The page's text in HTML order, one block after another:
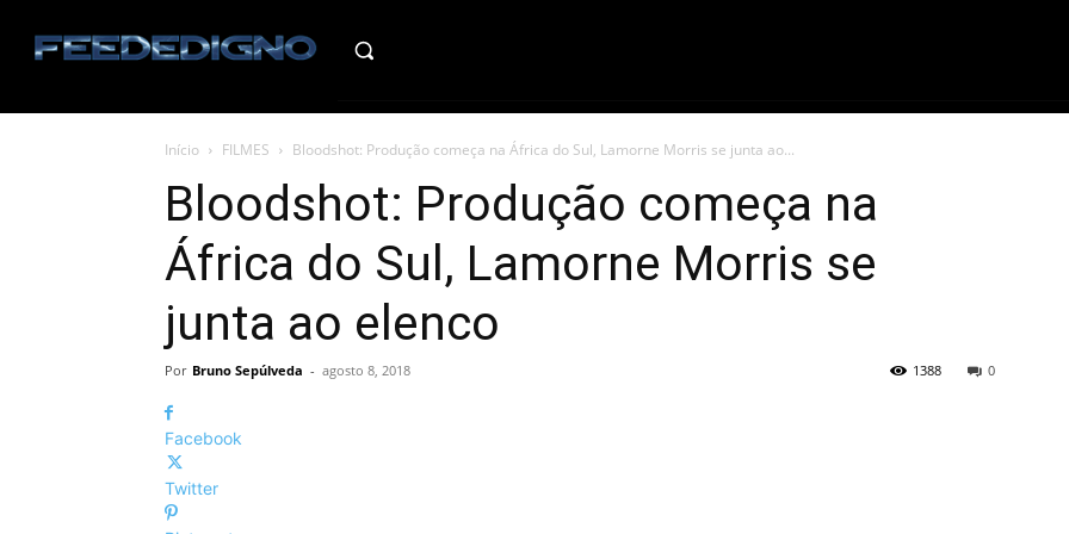
Início FILMES Bloodshot: Produção começa na África do Sul, Lamorne Morris se junta ao...
Bloodshot: Produção começa na
África do Sul, Lamorne Morris se
junta ao elenco
Por Bruno Sepúlveda - agosto 8, 2018 0
1388
Facebook
Twitter